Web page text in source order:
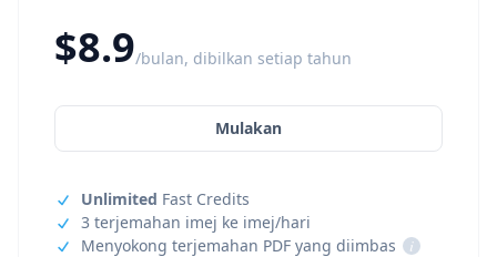
$8.9/bulan, dibilkan setiap tahun
Mulakan
Unlimited Fast Credits
3 terjemahan imej ke imej/hari
Menyokong terjemahan PDF yang diimbas
i